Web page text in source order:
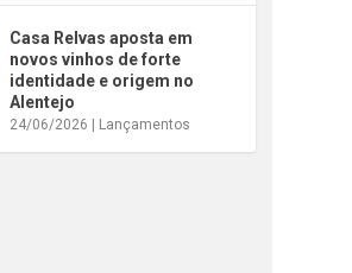
Casa Relvas aposta em
novos vinhos de forte
identidade e origem no
Alentejo
24/06/2026 | Lançamentos